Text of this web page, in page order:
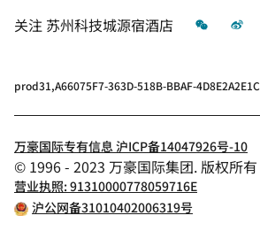
关注 苏州科技城源宿酒店 微信
prod31,A66075F7-363D-518B-BBAF-
万豪国际专有信息 沪ICP备14047926号-10
© 1996 - 2023 万豪国际集团. 版权所有
营业执照: 91310000778059716E
沪公网备31010402006319号